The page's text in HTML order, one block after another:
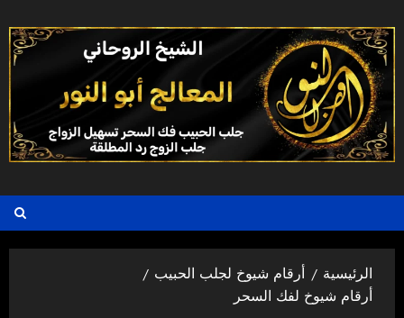
إلى
المحتوى
الرئيسية
أرقام شيوخ لجلب الحبيب
أرقام شيوخ لفك السحر